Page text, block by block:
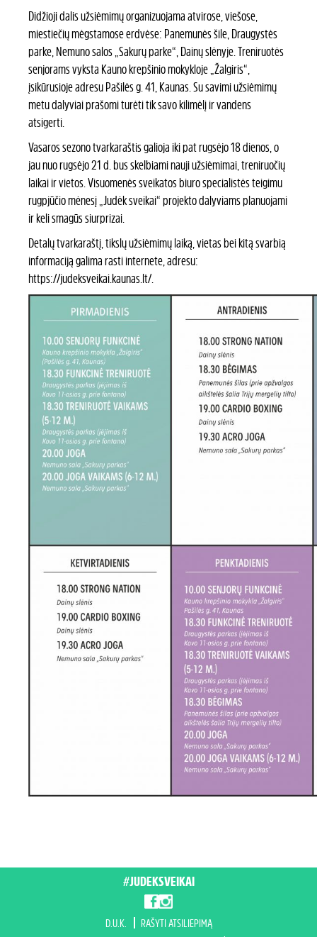
Didžioji dalis užsiėmimų organizuojama atvirose, viešose,
miestiečių mėgstamose erdvėse: Panemunės šile, Draugystės
parke, Nemuno salos „Sakurų parke“, Dainų slėnyje. Treniruotės
senjorams vyksta Kauno krepšinio mokykloje „Žalgiris“,
įsikūrusioje adresu Pašilės g. 41, Kaunas. Su savimi užsiėmimų
metu dalyviai prašomi turėti tik savo kilimėlį ir vandens
atsigerti.
Vasaros sezono tvarkaraštis galioja iki pat rugsėjo 18 dienos, o
jau nuo rugsėjo 21 d. bus skelbiami nauji užsiėmimai, treniruočių
laikai ir vietos. Visuomenės sveikatos biuro specialistės teigimu
rugpjūčio mėnesį „Judėk sveikai“ projekto dalyviams planuojami
ir keli smagūs siurprizai.
Detalų tvarkaraštį, tikslų užsiėmimų laiką, vietas bei kitą svarbią
informaciją galima rasti internete, adresu:
https://judeksveikai.kaunas.lt/.
#JUDEKSVEIKAI
D.U.K.
RAŠYTI ATSILIEPIMĄ